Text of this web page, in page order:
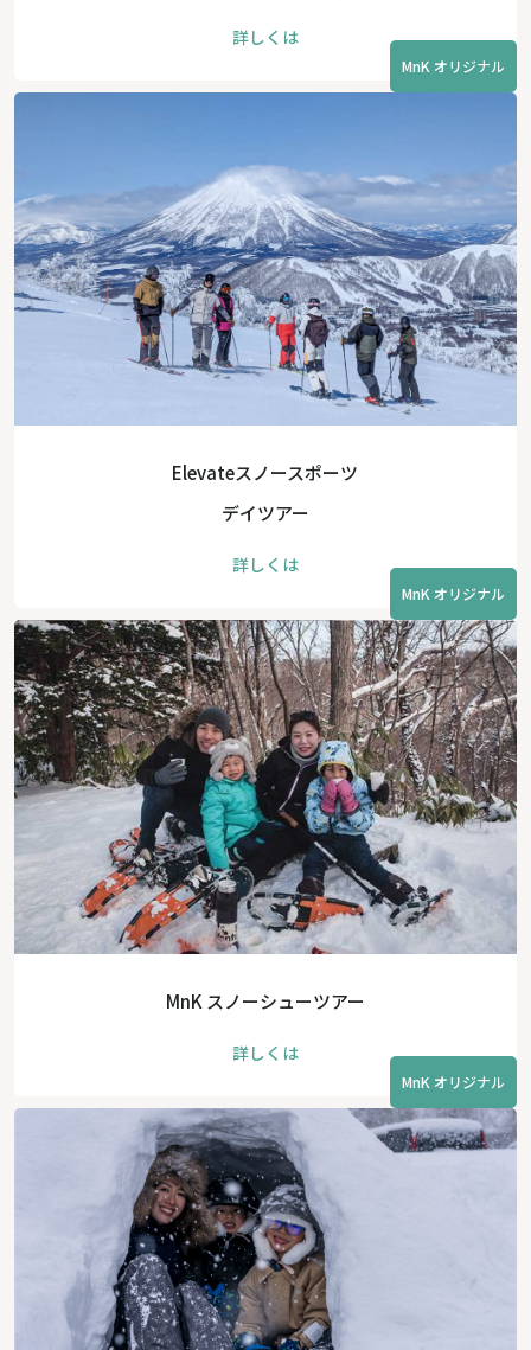
詳しくは
MnK オリジナル
Elevateスノースポーツ
デイツアー
詳しくは
MnK オリジナル
MnK スノーシューツアー
詳しくは
MnK オリジナル